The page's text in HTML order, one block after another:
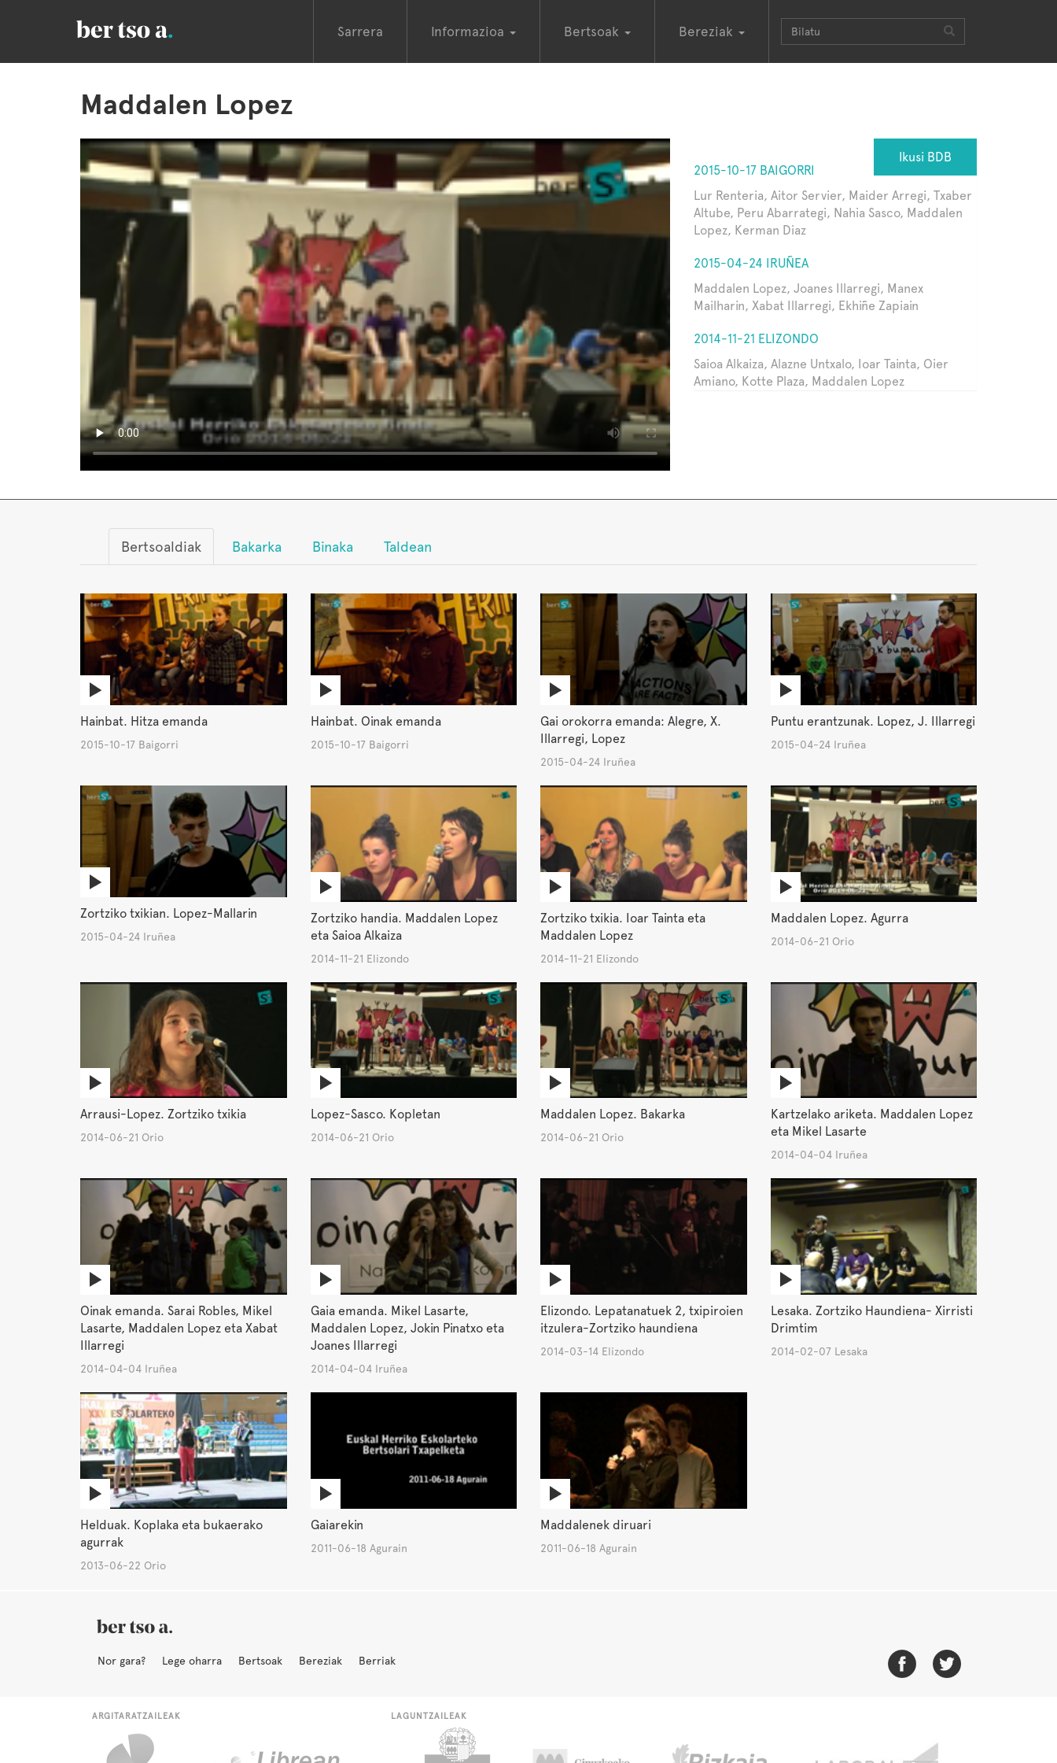
Sarrera Informazioa Bertsoak Bereziak
Maddalen Lopez
Ikusi BDB
2015-10-17 BAIGORRI
Lur Renteria, Aitor Servier, Maider Arregi, Txaber
Altube, Peru Abarrategi, Nahia Sasco, Maddalen
Lopez, Kerman Diaz
2015-04-24 IRUÑEA
Maddalen Lopez, Joanes Illarregi, Manex
Mailharin, Xabat Illarregi, Ekhiñe Zapiain
2014-11-21 ELIZONDO
Saioa Alkaiza, Alazne Untxalo, Ioar Tainta, Oier
Amiano, Kotte Plaza, Maddalen Lopez
Bertsoaldiak Bakarka Binaka Taldean
Hainbat. Hitza emanda
2015-10-17 Baigorri
Hainbat. Oinak emanda
2015-10-17 Baigorri
Gai orokorra emanda: Alegre, X.
Illarregi, Lopez
2015-04-24 Iruñea
Puntu erantzunak. Lopez, J. Illarregi
2015-04-24 Iruñea
Zortziko txikian. Lopez-Mallarin
2015-04-24 Iruñea
Zortziko handia. Maddalen Lopez
eta Saioa Alkaiza
2014-11-21 Elizondo
Zortziko txikia. Ioar Tainta eta
Maddalen Lopez
2014-11-21 Elizondo
Maddalen Lopez. Agurra
2014-06-21 Orio
Arrausi-Lopez. Zortziko txikia
2014-06-21 Orio
Lopez-Sasco. Kopletan
2014-06-21 Orio
Maddalen Lopez. Bakarka
2014-06-21 Orio
Kartzelako ariketa. Maddalen Lopez
eta Mikel Lasarte
2014-04-04 Iruñea
Oinak emanda. Sarai Robles, Mikel
Lasarte, Maddalen Lopez eta Xabat
Illarregi
2014-04-04 Iruñea
Gaia emanda. Mikel Lasarte,
Maddalen Lopez, Jokin Pinatxo eta
Joanes Illarregi
2014-04-04 Iruñea
Elizondo. Lepatanatuek 2, txipiroien
itzulera-Zortziko haundiena
2014-03-14 Elizondo
Lesaka. Zortziko Haundiena- Xirristi
Drimtim
2014-02-07 Lesaka
Helduak. Koplaka eta bukaerako
agurrak
2013-06-22 Orio
Gaiarekin
2011-06-18 Agurain
Maddalenek diruari
2011-06-18 Agurain
Nor gara? Lege oharra Bertsoak Bereziak Berriak
ARGITARATZAILEAK LAGUNTZAILEAK